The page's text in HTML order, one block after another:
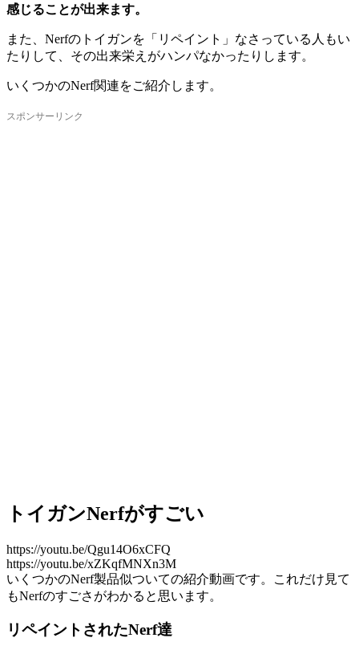
感じることが出来ます。
また、Nerfのトイガンを「リペイント」なさっている人もい
たりして、その出来栄えがハンパなかったりします。
いくつかのNerf関連をご紹介します。
トイガンNerfがすごい
https://youtu.be/Qgu14O6xCFQ
https://youtu.be/xZKqfMNXn3M
いくつかのNerf製品似ついての紹介動画です。これだけ見て
もNerfのすごさがわかると思います。
リペイントされたNerf達